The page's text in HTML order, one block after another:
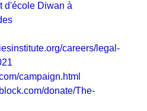
d'école Diwan à
careers/legal-
campaign.html
donate/The-